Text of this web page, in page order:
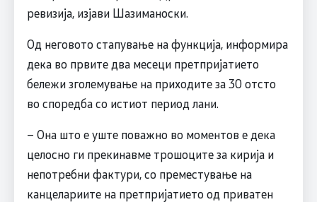
ревизија, изјави Шазиманоски.
Од неговото стапување на функција, информира
дека во првите два месеци претпријатието
бележи зголемување на приходите за 30 отсто
во споредба со истиот период лани.
– Она што е уште поважно во моментов е дека
целосно ги прекинавме трошоците за кирија и
непотребни фактури, со преместување на
канцелариите на претпријатието од приватен